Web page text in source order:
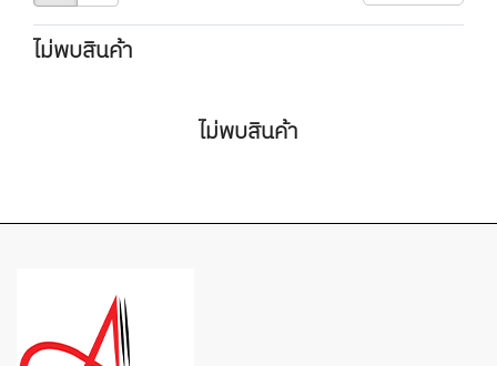
ไม่พบสินค้า
ไม่พบสินค้า